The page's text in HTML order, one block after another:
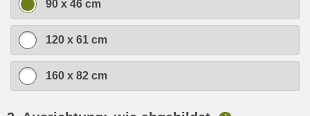
90 x 46 cm
120 x 61 cm
160 x 82 cm